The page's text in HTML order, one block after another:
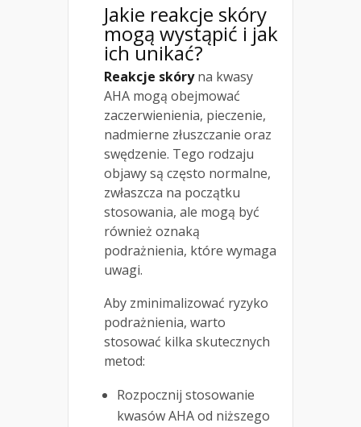
Jakie reakcje skóry
mogą wystąpić i jak
ich unikać?
Reakcje skóryna kwasy
AHA mogą obejmować
zaczerwienienia, pieczenie,
nadmierne złuszczanie oraz
swędzenie. Tego rodzaju
objawy są często normalne,
zwłaszcza na początku
stosowania, ale mogą być
również oznaką
podrażnienia, które wymaga
uwagi.
Aby zminimalizować ryzyko
podrażnienia, warto
stosować kilka skutecznych
metod:
Rozpocznij stosowanie
kwasów AHA od niższego